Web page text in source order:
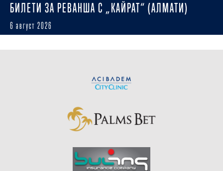
БИЛЕТИ ЗА РЕВАНША С „КАЙРАТ“ (АЛМАТИ)
6 август 2026